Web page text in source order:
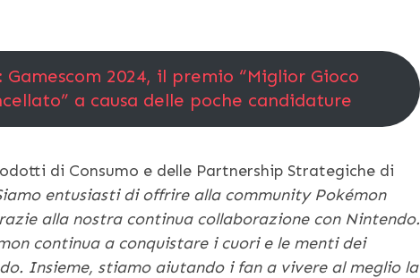
2024, il premio “Miglior Gioco
a causa delle poche candidature
di Consumo e delle Partnership Strategiche di
entusiasti di offrire alla community Pokémon
alla nostra continua collaborazione con Nintendo.
continua a conquistare i cuori e le menti dei
Insieme, stiamo aiutando i fan a vivere al meglio la